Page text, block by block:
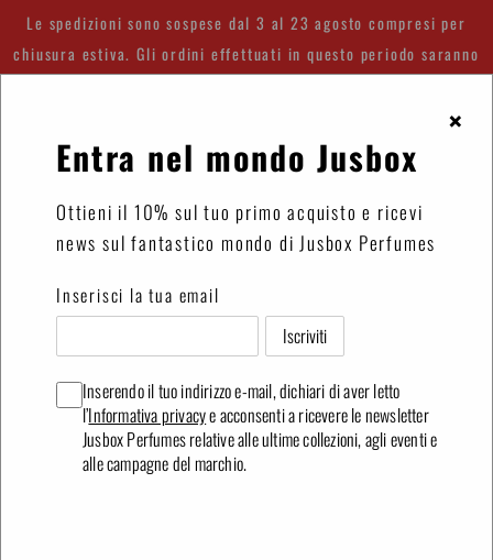
direttamente
ai
Le spedizioni sono sospese dal 3 al 23 agosto compresi per
chiusura estiva. Gli ordini effettuati in questo periodo saranno
AccediCarrello
×
Entra nel mondo Jusbox
Ottieni il 10% sul tuo primo acquisto e ricevi
news sul fantastico mondo di Jusbox Perfumes
Inserisci la tua email
Inserendo il tuo indirizzo e-mail, dichiari di aver letto
l’Informativa privacye acconsenti a ricevere le newsletter
Jusbox Perfumes relative alle ultime collezioni, agli eventi e
alle campagne del marchio.